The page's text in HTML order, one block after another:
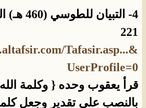
221
Tafasir.asp...&
UserProfile=0
قرأ يعقوب وحده { وكلمة
بالنصب على تقدير وجعل